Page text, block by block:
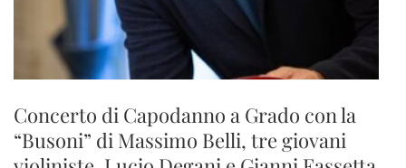
Concerto di Capodanno a Grado con la
“Busoni” di Massimo Belli, tre giovani